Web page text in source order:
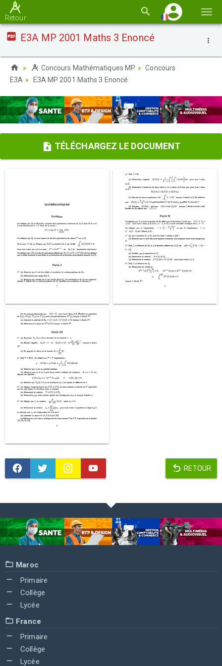
la
Retour
E3A MP 2001 Maths 3 Enoncé
Concours Mathématiques MP
Concours
E3A
E3A MP 2001 Maths 3 Enoncé
TÉLÉCHARGEZ LE DOCUMENT
RETOUR
Maroc
Primaire
Collège
Lycée
France
Primaire
Collège
Lycée